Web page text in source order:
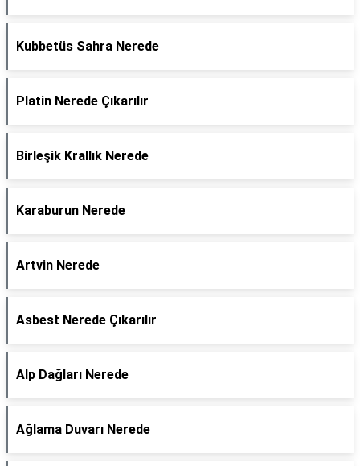
Kubbetüs Sahra Nerede
Platin Nerede Çıkarılır
Birleşik Krallık Nerede
Karaburun Nerede
Artvin Nerede
Asbest Nerede Çıkarılır
Alp Dağları Nerede
Ağlama Duvarı Nerede